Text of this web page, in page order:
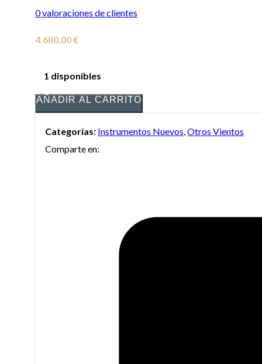
0valoraciones de clientes
4.600,00€
1 disponibles
AÑADIR AL CARRITO
Categorías: Instrumentos Nuevos Otros Vientos
Comparte en: